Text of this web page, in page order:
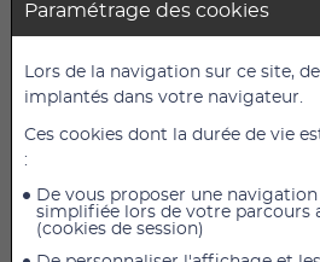
Mobilité et Aides à
Déambulateur 4 roues
Motion Performance
Réf. : DEAMFAURRMP
Paramétrage des cookies
Lors de la navigation sur ce site,
implantés dans votre navigateur.
Ces cookies dont la durée de vie
:
De vous proposer une
simplifiée lors de votre parcours
(cookies de session)